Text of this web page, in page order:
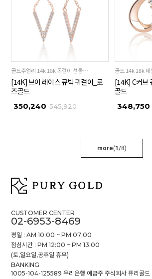
골드주얼리 14k 18k 목걸이 선물추천
[14K] 브이 레이스 큐빅 귀걸이_로
즈골드
350,240 545,920
[14K] C커브
골드
348,750
more(1/8)
CUSTOMER CENTER
02-6953-8469
평일 : AM 10:00 ~ PM 07:00
점심시간 : PM 12:00 ~ PM 13:00
(토,일요일,공휴일 휴무)
BANKING
1005-104-125589 우리은행 예금주 주식회사 퓨리골드